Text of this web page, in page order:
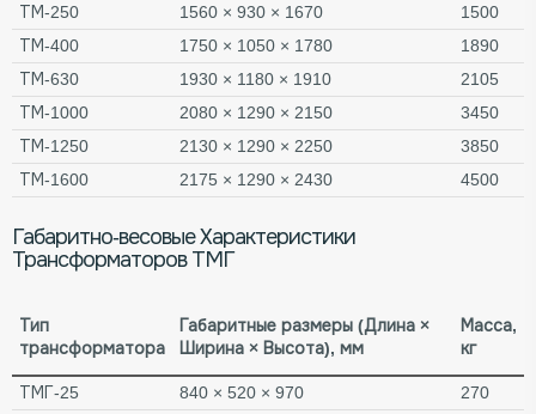
ТМ-250
1560 × 930 × 1670
1500
ТМ-400
1750 × 1050 × 1780
1890
ТМ-630
1930 × 1180 × 1910
2105
ТМ-1000
2080 × 1290 × 2150
3450
ТМ-1250
2130 × 1290 × 2250
3850
ТМ-1600
2175 × 1290 × 2430 4500
Габаритно-весовые Характеристики
Трансформаторов ТМГ
Тип
трансформатора
Габаритные размеры (Длина ×
Ширина × Высота), мм
Масса,
кг
ТМГ-25 840 × 520 × 970
270